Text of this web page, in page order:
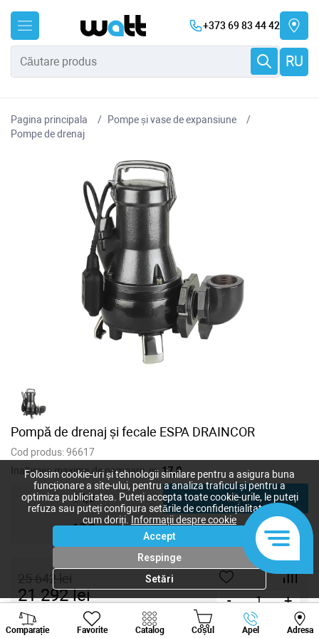
+373 69 83 44 42
RU
Pagina principala
Pompe și vase de expansiune
Pompe de drenaj
Pompă de drenaj și fecale ESPA DRAINCOR
Cod produs:96617
Inaltimea maxima de pompare, m: 17,0
14,0 17,0
17,0
25 642lei
21 292lei - +
Cumpără acum
Comparație Favorite Catalog Coșul Apel Adresa
Viber Whatsapp
Folosim cookie-uri și tehnologii similare pentru a asigura buna
funcționare a site-ului, pentru a analiza traficul și pentru a
optimiza publicitatea. Puteți accepta toate cookie-urile, le puteți
refuza sau puteți configura setările de confidențialitate după
cum doriți.
Informații despre cookie
Accept
Respinge
Setări